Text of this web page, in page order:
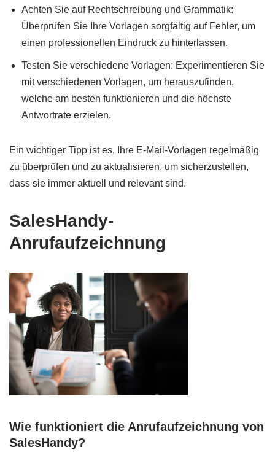
Achten Sie auf Rechtschreibung und Grammatik:
Überprüfen Sie Ihre Vorlagen sorgfältig auf Fehler, um
einen professionellen Eindruck zu hinterlassen.
Testen Sie verschiedene Vorlagen: Experimentieren Sie
mit verschiedenen Vorlagen, um herauszufinden,
welche am besten funktionieren und die höchste
Antwortrate erzielen.
Ein wichtiger Tipp ist es, Ihre E-Mail-Vorlagen regelmäßig
zu überprüfen und zu aktualisieren, um sicherzustellen,
dass sie immer aktuell und relevant sind.
SalesHandy-
Anrufaufzeichnung
Wie funktioniert die Anrufaufzeichnung von
SalesHandy?